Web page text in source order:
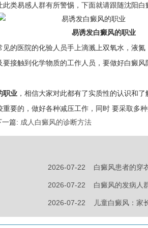
此类易感人群有所警惕，下面就请跟随沈阳白
易诱发白癜风的职业
见的医院的化验人员手上滴溅上双氧水，液
接触到化学物质的工作人员，要做好白癜风
职业 ，相信大家对此都有了实质性的认识和
要的，做好各种减压工作，同时 要采取多
一篇: 成人白癜风的诊断方法
2026-07-22 白癜风患者的穿
2026-07-22 白癜风的发病人
2026-07-22 儿童白癜风：家